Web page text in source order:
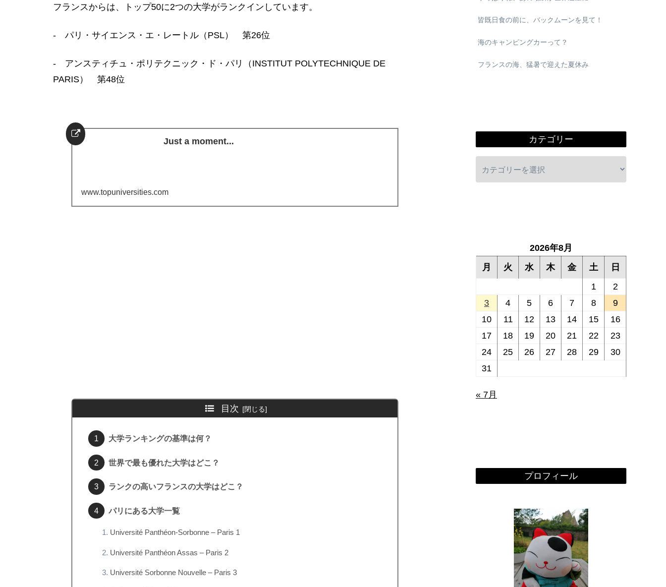
フランスからは、トップ50に2つの大学がランクインしています。
- パリ・サイエンス・エ・レートル（PSL） 第26位
- アンスティチュ・ポリテクニック・ド・パリ（INSTITUT POLYTECHNIQUE DE
PARIS） 第48位
Just a moment...
www.topuniversities.com
目次
大学ランキングの基準は何？
世界で最も優れた大学はどこ？
ランクの高いフランスの大学はどこ？
パリにある大学一覧
Université Panthéon-Sorbonne – Paris 1
Université Panthéon Assas – Paris 2
Université Sorbonne Nouvelle – Paris 3
皆既日食の前に、バックムーンを見て！
海のキャンピングカーって？
フランスの海、猛暑で迎えた夏休み
カテゴリー
2026年8月
月
火 水 木 金 土
日
1
2
3
4 5 6 7 8
9
10
11 12 13 14 15
16
17
18 19 20 21 22
23
24
25 26 27 28 29
30
31
« 7月
プロフィール